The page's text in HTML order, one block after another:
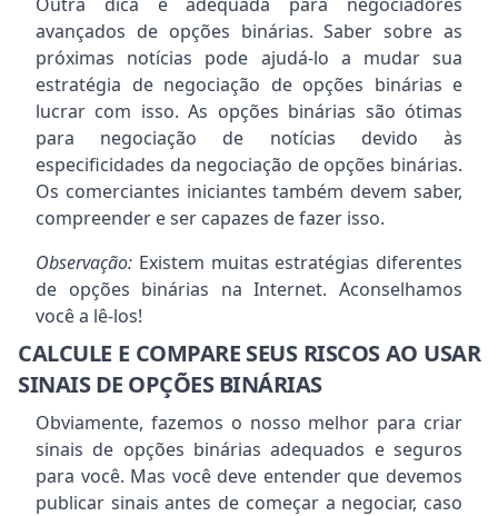
avançados de opções binárias. Saber sobre as
próximas notícias pode ajudá-lo a mudar sua
estratégia de negociação de opções binárias e
lucrar com isso. As opções binárias são ótimas
para negociação de notícias devido às
especificidades da negociação de opções binárias.
Os comerciantes iniciantes também devem saber,
compreender e ser capazes de fazer isso.
Observação: Existem muitas estratégias diferentes
de opções binárias na Internet. Aconselhamos
você a lê-los!
CALCULE E COMPARE SEUS RISCOS AO USAR
SINAIS DE OPÇÕES BINÁRIAS
Obviamente, fazemos o nosso melhor para criar
sinais de opções binárias adequados e seguros
para você. Mas você deve entender que devemos
publicar sinais antes de começar a negociar, caso